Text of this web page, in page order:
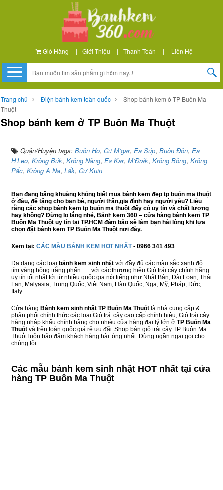
Giỏ Hàng | Giới Thiệu | Thanh Toán | Liên Hệ
Trang chủ Điện bánh kem toàn quốc
Shop bánh kem ở TP Buôn Ma
Thuột
Shop bánh kem ở TP Buôn Ma Thuột
Quận/Huyện tags: Buôn Hồ, Cư M’gar, Ea Súp, Buôn Đôn, Ea
H’Leo, Krông Búk, Krông Năng, Ea Kar, M’Đrăk, Krông Bông, Krông
Pắc, Krông A Na, Lắk, Cư Kuin
Bạn đang bâng khuâng không biết mua bánh kem đẹp tp buôn ma thuột
ở đâu, để tặng cho bạn bè, người thân,gia đình hay người yêu? Liệu
rằng các shop bánh kem tp buôn ma thuột đấy có uy tín và chất lượng
hay không? Đừng lo lắng nhé, Bánh kem 360 – cửa hàng bánh kem TP
Buôn Ma Thuột uy tín tại TP.HCM đảm bảo sẽ làm bạn hài lòng khi lựa
chọn đặt bánh kem TP Buôn Ma Thuột nơi đây.
Xem tại: CÁC MẪU BÁNH KEM HOT NHẤT- 0966 341 493
Đa dạng các loại bánh kem sinh nhật với đầy đủ các màu sắc xanh đỏ
tím vàng hồng trắng phấn...... với các thương hiệu Giỏ trái cây chính hãng
uy tín tốt nhất tới từ nhiều quốc gia nổi tiếng như Nhật Bản, Đài Loan, Thái
Lan, Malyasia, Trung Quốc, Việt Nam, Hàn Quốc, Nga, Mỹ, Pháp, Đức,
Italy.....
Cửa hàng Bánh kem sinh nhật TP Buôn Ma Thuột là nhà cung cấp &
phân phối chính thức các loại Giỏ trái cây cao cấp chính hiệu, Giỏ trái cây
hàng nhập khẩu chính hãng cho nhiều cửa hàng đại lý lớn ở TP Buôn Ma
Thuột và trên toàn quốc giá rẻ ưu đãi. Shop bán giỏ trái cây TP Buôn Ma
Thuột luôn bảo đảm khách hàng hài lòng nhất. Đừng ngần ngại gọi cho
chúng tôi
Các mẫu bánh kem sinh nhật HOT nhất tại cửa
hàng TP Buôn Ma Thuột